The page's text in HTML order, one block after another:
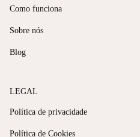
Como funciona
Sobre nós
Blog
LEGAL
Política de privacidade
Política de Cookies